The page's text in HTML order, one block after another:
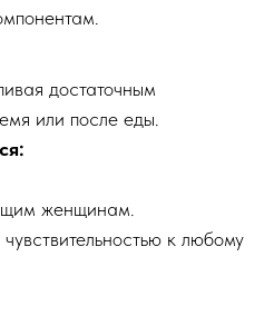
достаточным
или после еды.
женщинам.
к любому